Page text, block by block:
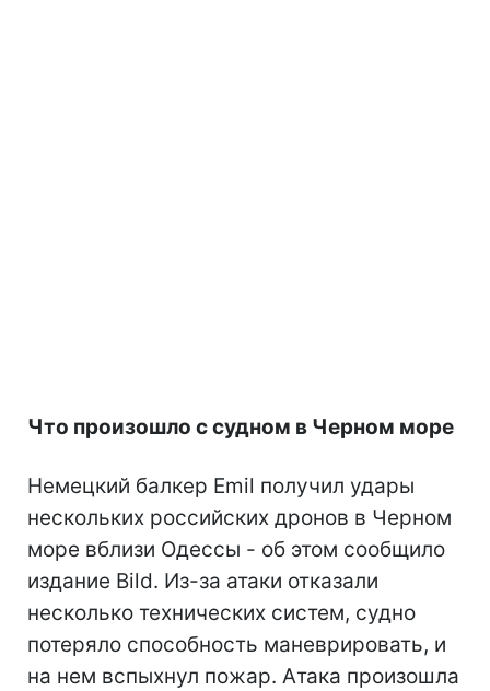
Что произошло с судном в Черном море
Немецкий балкер Emil получил удары
нескольких российских дронов в Черном
море вблизи Одессы - об этом сообщило
издание Bild. Из-за атаки отказали
несколько технических систем, судно
потеряло способность маневрировать, и
на нем вспыхнул пожар. Атака произошла